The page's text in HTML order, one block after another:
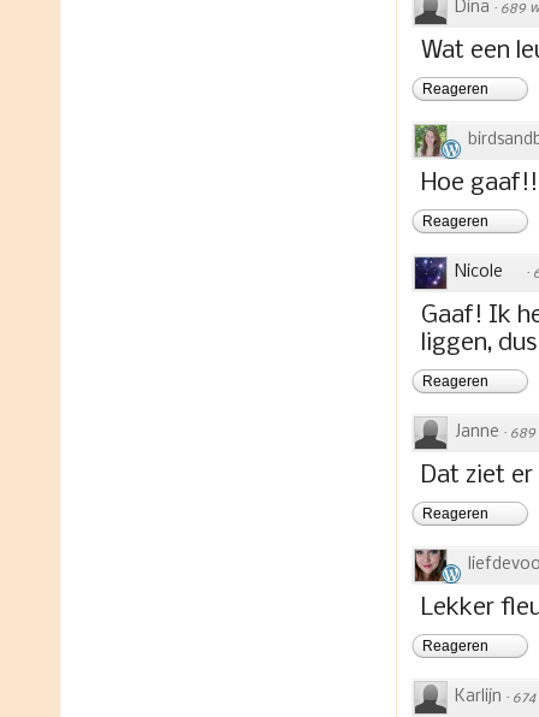
Dina · 689
Wat een
Reageren
Hoe
Reageren
Nicole ·
Gaaf! Ik
liggen,
Reageren
Janne · 689
Dat ziet
Reageren
Lekker
Reageren
Karlijn ·